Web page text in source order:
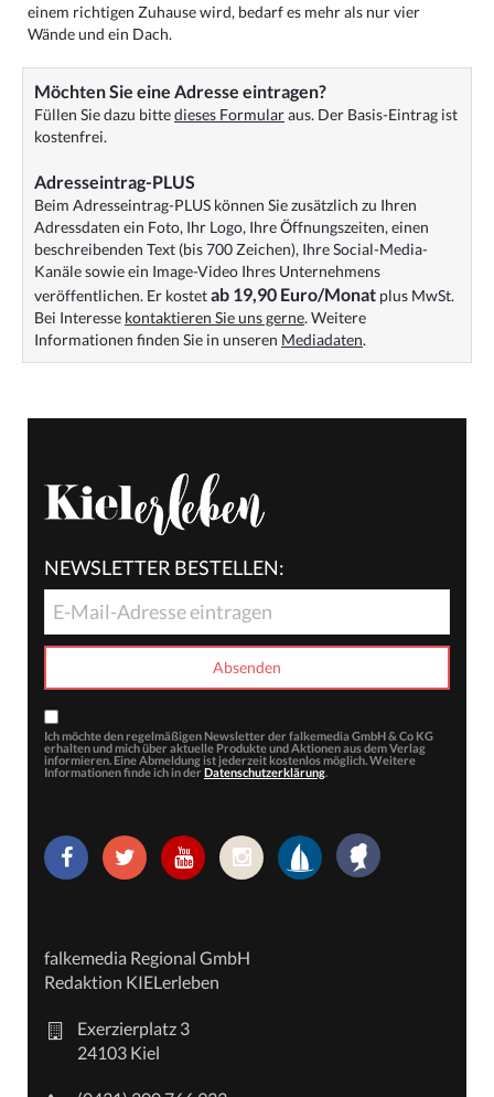
einem richtigen Zuhause wird, bedarf es mehr als nur vier
Wände und ein Dach.
Möchten Sie eine Adresse eintragen?
Füllen Sie dazu bittedieses Formularaus. Der Basis-Eintrag ist
kostenfrei.
Adresseintrag-PLUS
Beim Adresseintrag-PLUS können Sie zusätzlich zu Ihren
Adressdaten ein Foto, Ihr Logo, Ihre Öffnungszeiten, einen
beschreibenden Text (bis 700 Zeichen), Ihre Social-Media-
Kanäle sowie ein Image-Video Ihres Unternehmens
veröffentlichen. Er kostetab 19,90 Euro/Monat plus MwSt.
Bei Interesse kontaktieren Sie uns gerne. Weitere
Informationen finden Sie in unseren Mediadaten.
NEWSLETTER BESTELLEN:
Ich möchte den regelmäßigen Newsletter der falkemedia GmbH & Co KG
erhalten und mich über aktuelle Produkte und Aktionen aus dem Verlag
informieren. Eine Abmeldung ist jederzeit kostenlos möglich. Weitere
Informationen finde ich in der Datenschutzerklärung.
falkemedia Regional GmbH
Redaktion KIELerleben
Exerzierplatz 3
24103 Kiel